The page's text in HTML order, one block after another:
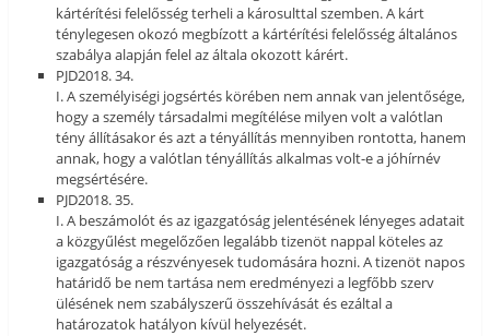
kártérítési felelősség terheli a károsulttal szemben. A kárt
ténylegesen okozó megbízott a kártérítési felelősség általános
szabálya alapján felel az általa okozott kárért.
PJD2018. 34.
I. A személyiségi jogsértés körében nem annak van jelentősége,
hogy a személy társadalmi megítélése milyen volt a valótlan
tény állításakor és azt a tényállítás mennyiben rontotta, hanem
annak, hogy a valótlan tényállítás alkalmas volt-e a jóhírnév
megsértésére.
PJD2018. 35.
I. A beszámolót és az igazgatóság jelentésének lényeges adatait
a közgyűlést megelőzően legalább tizenöt nappal köteles az
igazgatóság a részvényesek tudomására hozni. A tizenöt napos
határidő be nem tartása nem eredményezi a legfőbb szerv
ülésének nem szabályszerű összehívását és ezáltal a
határozatok hatályon kívül helyezését.